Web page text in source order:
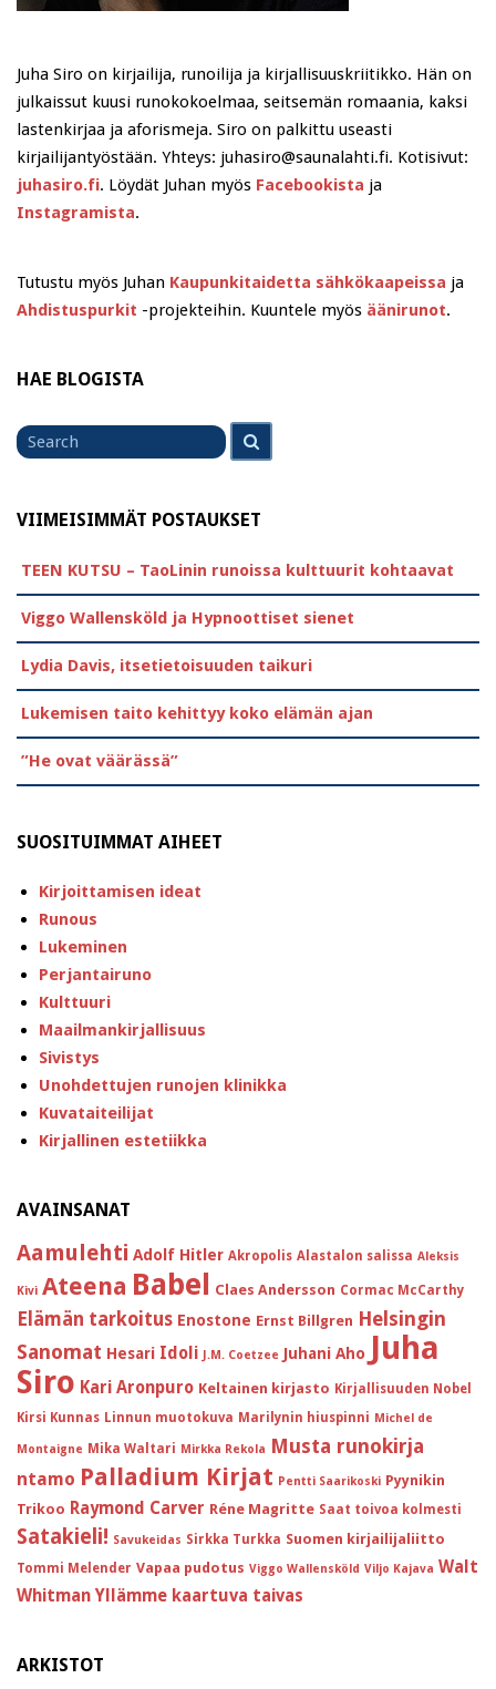
Juha Siro on kirjailija, runoilija ja kirjallisuuskriitikko. Hän on
julkaissut kuusi runokokoelmaa, seitsemän romaania, kaksi
lastenkirjaa ja aforismeja. Siro on palkittu useasti
kirjailijantyöstään. Yhteys: juhasiro@saunalahti.fi. Kotisivut:
juhasiro.fi. Löydät Juhan myös Facebookista ja
Instagramista.
Tutustu myös Juhan Kaupunkitaidetta sähkökaapeissa ja
Ahdistuspurkit -projekteihin. Kuuntele myös äänirunot.
HAE BLOGISTA
Search
for
VIIMEISIMMÄT POSTAUKSET
TEEN KUTSU – TaoLinin runoissa kulttuurit kohtaavat
Viggo Wallensköld ja Hypnoottiset sienet
Lydia Davis, itsetietoisuuden taikuri
Lukemisen taito kehittyy koko elämän ajan
”He ovat väärässä”
SUOSITUIMMAT AIHEET
Kirjoittamisen ideat
Runous
Lukeminen
Perjantairuno
Kulttuuri
Maailmankirjallisuus
Sivistys
Unohdettujen runojen klinikka
Kuvataiteilijat
Kirjallinen estetiikka
AVAINSANAT
Aamulehti Adolf Hitler Akropolis Alastalon salissa Aleksis
Kivi Ateena Babel Claes Andersson Cormac McCarthy
Elämän tarkoitus Enostone Ernst Billgren Helsingin
Sanomat Hesari Idoli J.M. Coetzee Juhani Aho Juha
Siro Kari Aronpuro Keltainen kirjasto Kirjallisuuden Nobel
Kirsi Kunnas Linnun muotokuva Marilynin hiuspinni Michel de
Montaigne Mika Waltari Mirkka Rekola Musta runokirja
ntamo Palladium Kirjat Pentti Saarikoski Pyynikin
Trikoo Raymond Carver Réne Magritte Saat toivoa kolmesti
Satakieli! Savukeidas Sirkka Turkka Suomen kirjailijaliitto
Tommi Melender Vapaa pudotus Viggo Wallensköld Viljo Kajava Walt
Whitman Yllämme kaartuva taivas
ARKISTOT